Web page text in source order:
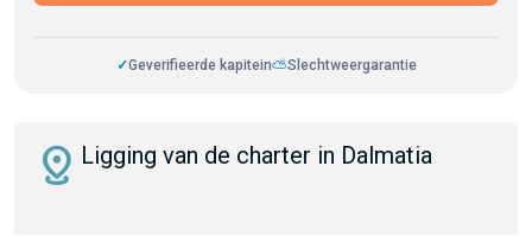
✓Geverifieerde kapitein⛅Slechtweergarantie
distance Ligging van de charter in Dalmatia